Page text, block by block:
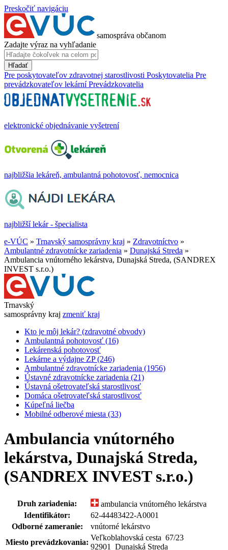
Preskočiť navigáciu
samospráva občanom
Zadajte výraz na vyhľadanie
Hľadať
Pre poskytovateľov zdravotnej starostlivosti Poskytovatelia Pre
prevádzkovateľov lekární Prevádzkovatelia
elektronické objednávanie vyšetrení
najbližšia lekáreň, ambulantná pohotovosť, nemocnica
najbližší lekár - špecialista
e-VÚC » Trnavský samosprávny kraj » Zdravotníctvo »
Ambulantné zdravotnícke zariadenia » Dunajská Streda »
Ambulancia vnútorného lekárstva, Dunajská Streda, (SANDREX
INVEST s.r.o.)
Trnavský
samosprávny kraj zmeniť kraj
Kto je môj lekár? (zdravotné obvody)
Ambulantná pohotovosť (16)
Lekárenská pohotovosť
Lekárne a výdajne ZP (246)
Ambulantné zdravotnícke zariadenia (1956)
Ústavné zdravotnícke zariadenia (21)
Ústavná ošetrovateľská starostlivosť
Domáca ošetrovateľská starostlivosť
Kúpeľná liečba
Mobilné odberové miesta (33)
Ambulancia vnútorného
lekárstva, Dunajská Streda,
(SANDREX INVEST s.r.o.)
Druh zariadenia:
ambulancia vnútorného lekárstva
Identifikátor:
62-44483422-A0001
Odborné zameranie:
vnútorné lekárstvo
Miesto prevádzkovania:
Veľkoblahovská cesta 67/23
92901 Dunajská Streda